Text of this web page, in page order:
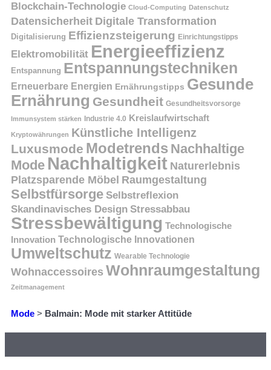
Blockchain-Technologie Cloud-Computing Datenschutz
Datensicherheit Digitale Transformation
Digitalisierung Effizienzsteigerung Einrichtungstipps
Elektromobilität Energieeffizienz
Entspannung Entspannungstechniken
Erneuerbare Energien Ernährungstipps Gesunde
Ernährung Gesundheit Gesundheitsvorsorge
Immunsystem stärken Industrie 4.0 Kreislaufwirtschaft
Kryptowährungen Künstliche Intelligenz
Luxusmode Modetrends Nachhaltige
Mode Nachhaltigkeit Naturerlebnis
Platzsparende Möbel Raumgestaltung
Selbstfürsorge Selbstreflexion
Skandinavisches Design Stressabbau
Stressbewältigung Technologische
Innovation Technologische Innovationen
Umweltschutz Wearable Technologie
Wohnaccessoires Wohnraumgestaltung
Zeitmanagement
Mode > Balmain: Mode mit starker Attitüde